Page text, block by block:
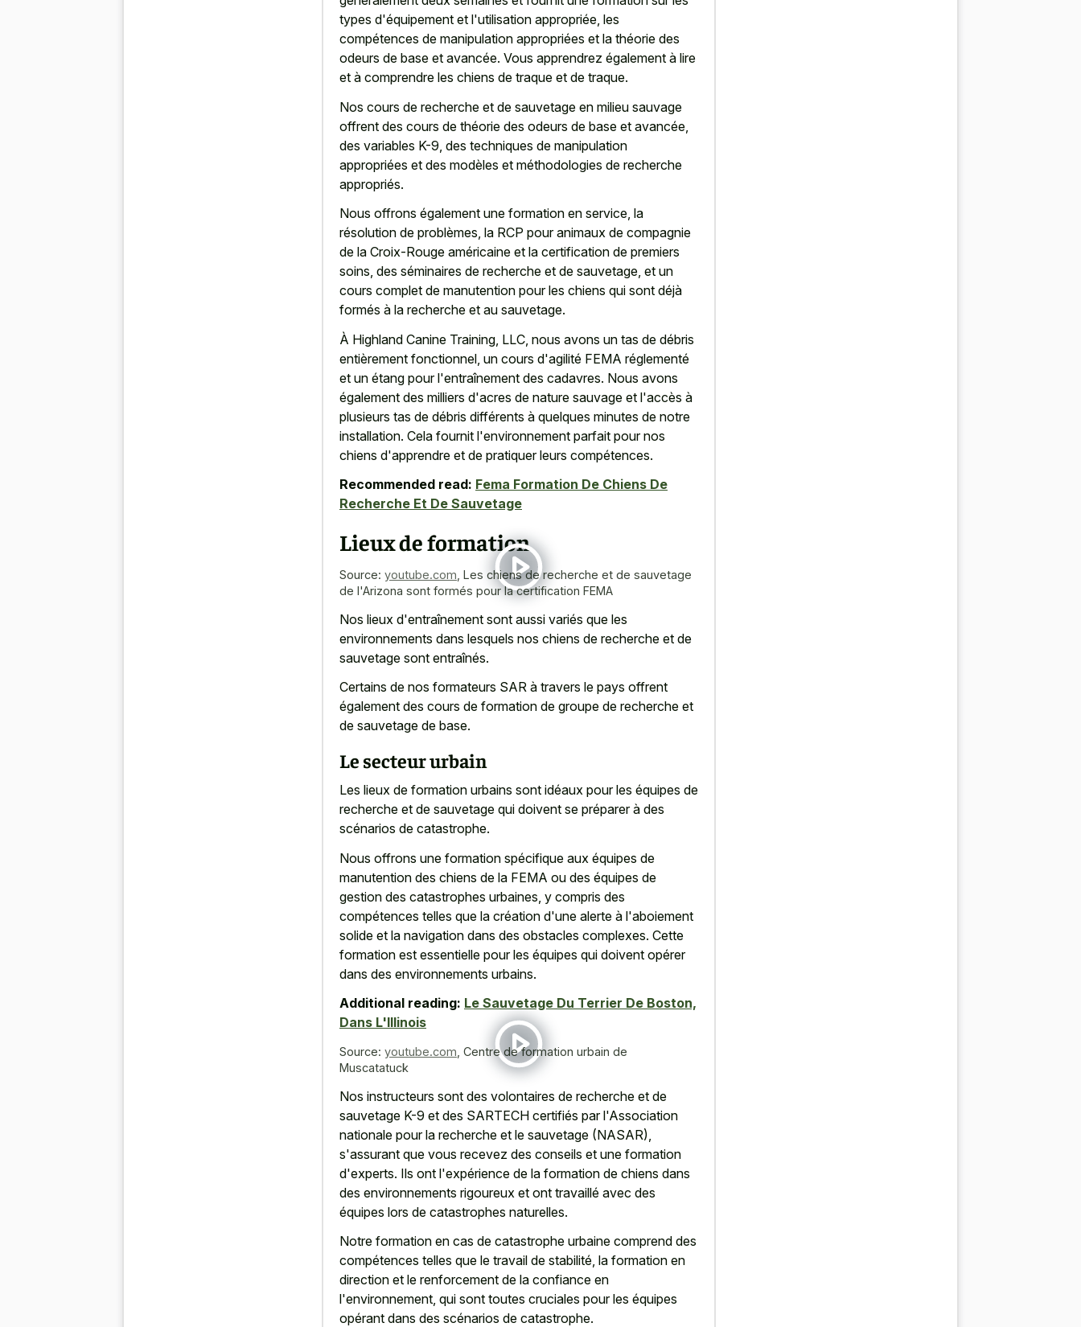
types d'équipement et l'utilisation appropriée, les
compétences de manipulation appropriées et la théorie des
odeurs de base et avancée. Vous apprendrez également à lire
et à comprendre les chiens de traque et de traque.
Nos cours de recherche et de sauvetage en milieu sauvage
offrent des cours de théorie des odeurs de base et avancée,
des variables K-9, des techniques de manipulation
appropriées et des modèles et méthodologies de recherche
appropriés.
Nous offrons également une formation en service, la
résolution de problèmes, la RCP pour animaux de compagnie
de la Croix-Rouge américaine et la certification de premiers
soins, des séminaires de recherche et de sauvetage, et un
cours complet de manutention pour les chiens qui sont déjà
formés à la recherche et au sauvetage.
À Highland Canine Training, LLC, nous avons un tas de débris
entièrement fonctionnel, un cours d'agilité FEMA réglementé
et un étang pour l'entraînement des cadavres. Nous avons
également des milliers d'acres de nature sauvage et l'accès à
plusieurs tas de débris différents à quelques minutes de notre
installation. Cela fournit l'environnement parfait pour nos
chiens d'apprendre et de pratiquer leurs compétences.
Recommended read: Fema Formation De Chiens De
Recherche Et De Sauvetage
Lieux de formation
Source: youtube.com Les chiens de recherche et de sauvetage
de l'Arizona sont formés pour la certification FEMA
Nos lieux d'entraînement sont aussi variés que les
environnements dans lesquels nos chiens de recherche et de
sauvetage sont entraînés.
Certains de nos formateurs SAR à travers le pays offrent
également des cours de formation de groupe de recherche et
de sauvetage de base.
Le secteur urbain
Les lieux de formation urbains sont idéaux pour les équipes de
recherche et de sauvetage qui doivent se préparer à des
scénarios de catastrophe.
Nous offrons une formation spécifique aux équipes de
manutention des chiens de la FEMA ou des équipes de
gestion des catastrophes urbaines, y compris des
compétences telles que la création d'une alerte à l'aboiement
solide et la navigation dans des obstacles complexes. Cette
formation est essentielle pour les équipes qui doivent opérer
dans des environnements urbains.
Additional reading: Le Sauvetage Du Terrier De Boston,
Dans L'Illinois
Source: youtube.com Centre de formation urbain de
Muscatatuck
Nos instructeurs sont des volontaires de recherche et de
sauvetage K-9 et des SARTECH certifiés par l'Association
nationale pour la recherche et le sauvetage (NASAR),
s'assurant que vous recevez des conseils et une formation
d'experts. Ils ont l'expérience de la formation de chiens dans
des environnements rigoureux et ont travaillé avec des
équipes lors de catastrophes naturelles.
Notre formation en cas de catastrophe urbaine comprend des
compétences telles que le travail de stabilité, la formation en
direction et le renforcement de la confiance en
l'environnement, qui sont toutes cruciales pour les équipes
opérant dans des scénarios de catastrophe.